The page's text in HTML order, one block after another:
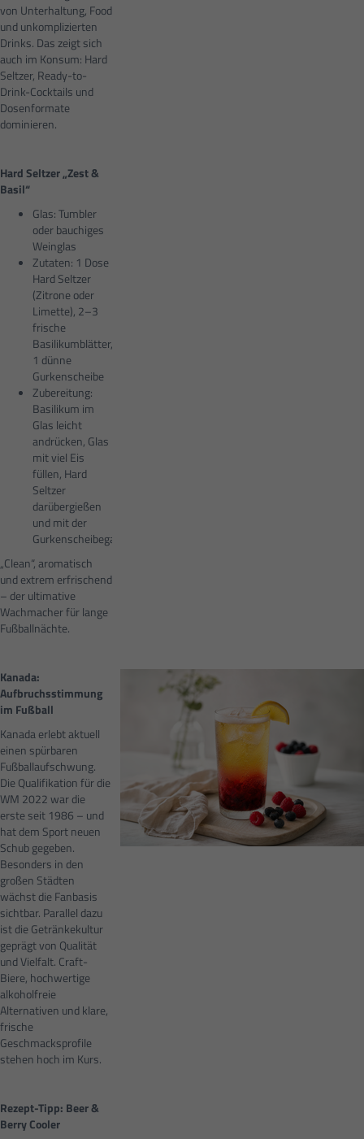
von Unterhaltung, Food
und unkomplizierten
Drinks. Das zeigt sich
auch im Konsum: Hard
Seltzer, Ready-to-
Drink-Cocktails und
Dosenformate
dominieren.
Hard Seltzer „Zest &
Basil“
Glas: Tumbler
oder bauchiges
Weinglas
Zutaten: 1 Dose
Hard Seltzer
(Zitrone oder
Limette), 2–3
frische
Basilikumblätter,
1 dünne
Gurkenscheibe
Zubereitung:
Basilikum im
Glas leicht
andrücken, Glas
mit viel Eis
füllen, Hard
Seltzer
darübergießen
und mit der
Gurkenscheibegarnieren.
„Clean“, aromatisch
und extrem erfrischend
– der ultimative
Wachmacher für lange
Fußballnächte.
Kanada:
Aufbruchsstimmung
im Fußball
Kanada erlebt aktuell
einen spürbaren
Fußballaufschwung.
Die Qualifikation für die
WM 2022 war die
erste seit 1986 – und
hat dem Sport neuen
Schub gegeben.
Besonders in den
großen Städten
wächst die Fanbasis
sichtbar. Parallel dazu
ist die Getränkekultur
geprägt von Qualität
und Vielfalt. Craft-
Biere, hochwertige
alkoholfreie
Alternativen und klare,
frische
Geschmacksprofile
stehen hoch im Kurs.
Rezept-Tipp: Beer &
Berry Cooler